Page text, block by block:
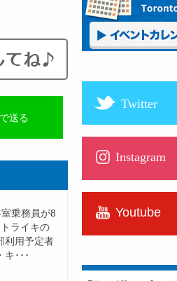
送る
乗務員が8
ライキの
利用予定者
キ･･･
Twitter
Instagram
Youtube